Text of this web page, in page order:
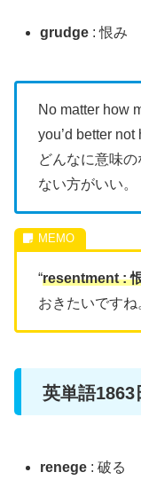
grudge : 恨み
No matter how
you’d better not
どんなに意味の
ない方がいい。
“resentment :
おきたいですね
英単語
renege : 破る